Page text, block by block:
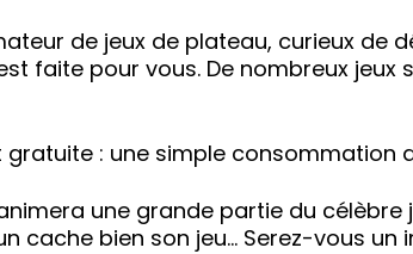
de jeux de plateau, curieux de
faite pour vous. De nombreux
: une simple consommation
une grande partie du
cache bien son jeu… Serez-vous